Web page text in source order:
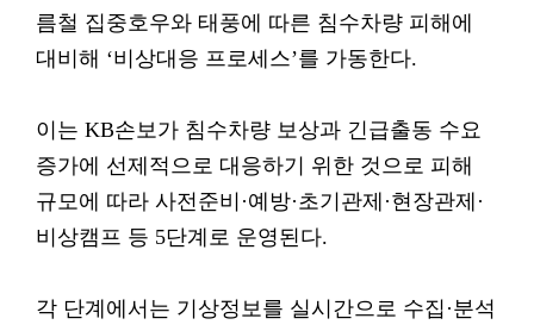
름철 집중호우와 태풍에 따른 침수차량 피해에
대비해 ‘비상대응 프로세스’를 가동한다.
이는 KB손보가 침수차량 보상과 긴급출동 수요
증가에 선제적으로 대응하기 위한 것으로 피해
규모에 따라 사전준비·예방·초기관제·현장관제·
비상캠프 등 5단계로 운영된다.
각 단계에서는 기상정보를 실시간으로 수집·분석